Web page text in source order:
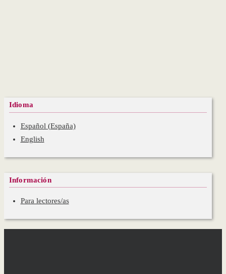
Idioma
Español (España)
English
Información
Para lectores/as